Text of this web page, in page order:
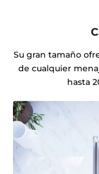
Su gran tamaño
de cualquier
hasta